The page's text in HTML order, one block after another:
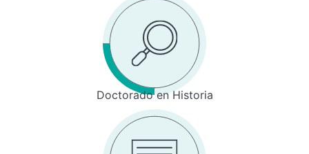
Doctorado en Historia